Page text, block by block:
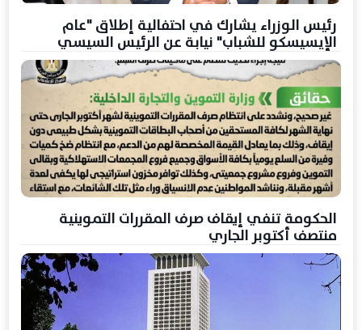
رئيس الوزراء يشارك في احتفالية إطلاق "عام
الإيسيسكو للشباب" نيابة عن الرئيس السيسي
الحكومة تنفي إيقاف صرف المقررات التموينية
منتصف أكتوبر الجاري